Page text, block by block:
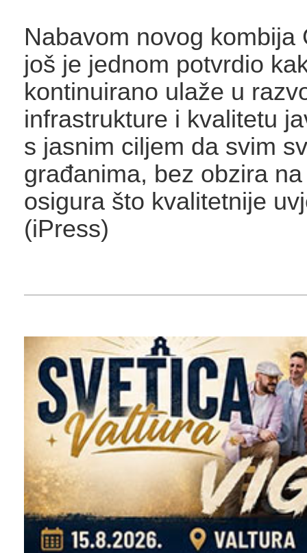
Nabavom novog kombija
još je jednom potvrdio
kontinuirano ulaže u
infrastrukture i kvalitetu
s jasnim ciljem da svim
građanima, bez obzira
osigura što kvalitetnije
(iPress)